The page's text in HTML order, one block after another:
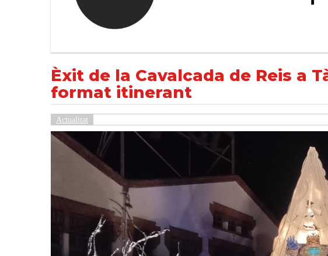
NOTÍCIES Actualitat
Èxit de la Cavalcada de Reis a
format itinerant